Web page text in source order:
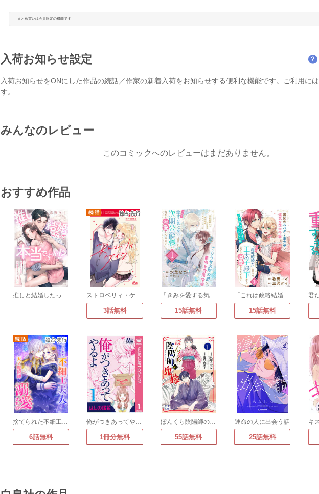
まとめ買いは会員限定の機能です
入荷お知らせ設定 ？
入荷お知らせをONにした作品の続話／作家の新着入荷をお知らせする便利な機能です。ご利用には
す。
みんなのレビュー
このコミックへのレビューはまだありません。
おすすめ作品
推しと結婚したって本当ですか!?～目が覚めたらエリート上司の最愛妻になっていました～ ストロベリィ・ケイク 別マ連載版
3話無料
「きみを愛する気はない」と言った次期公爵様がなぜか溺愛してきます(単話版)
15話無料
「これは政略結婚だ」と言った王太子殿下からなぜか溺愛されています(単話版)
15話無料
捨てられた不細工夫人は天才魔術師に溺愛される
6話無料
俺がつきあってやるよ
1冊分無料
ぼんくら陰陽師の鬼嫁
55話無料
運命の人に出会う話
25話無料